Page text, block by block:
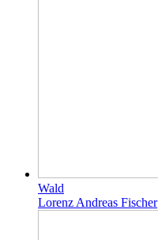
Wald
Lorenz Andreas Fischer